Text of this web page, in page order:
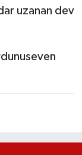
uzanan dev